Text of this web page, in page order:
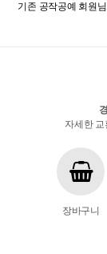
기존 공작공예 회원
자세한
장바구니